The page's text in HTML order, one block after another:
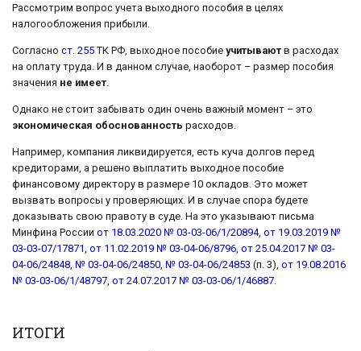
Рассмотрим вопрос учета выходного пособия в целях
налогообложения прибыли.
Согласно ст. 255 ТК РФ, выходное пособие учитывают в расходах
на оплату труда. И в данном случае, наоборот – размер пособия
значения не имеет
Однако не стоит забывать один очень важный момент – это
экономическая обоснованность расходов.
Например, компания ликвидируется, есть куча долгов перед
кредиторами, а решено выплатить выходное пособие
финансовому директору в размере 10 окладов. Это может
вызвать вопросы у проверяющих. И в случае спора будете
доказывать свою правоту в суде. На это указывают письма
Минфина России от 18.03.2020 № 03-03-06/1/20894, от 19.03.2019 №
03-03-07/17871 от 11.02.2019 № 03-04-06/8796 от 25.04.2017 № 03-
04-06/24848, № 03-04-06/24850, № 03-04-06/24853 (п. 3), от 19.08.2016
№ 03-03-06/1/48797 от 24.07.2017 № 03-03-06/1/46887
ИТОГИ